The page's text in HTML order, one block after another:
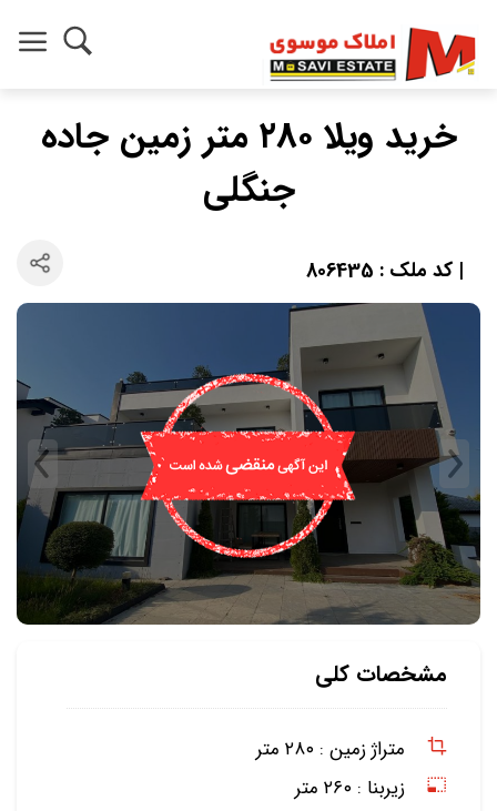
خرید ویلا ۲۸۰ متر زمین جاده
جنگلی
| کد ملک : 806435
مشخصات کلی
متراژ زمین : ۲۸۰ متر
زیربنا : ۲۶۰ متر